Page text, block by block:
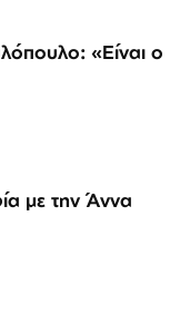
«Είναι ο
με την Άννα